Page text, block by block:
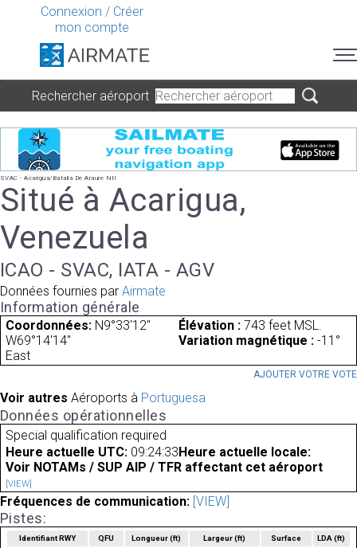
Connexion / Créer
mon compte
Rechercher aéroport
SVAC - Acarigua/Batalla De Araure Ntl
Situé à Acarigua,
Venezuela
ICAO - SVAC, IATA - AGV
Données fournies par Airmate
Information générale
Coordonnées: N9°33'12"
W69°14'14"
Élévation : 743 feet MSL.
Variation magnétique : -11°
East
AJOUTER VOTRE VOTE
Voir autres Aéroports à Portuguesa
Données opérationnelles
Special qualification required
Heure actuelle UTC: 09:24:33 Heure actuelle locale:
Voir NOTAMs / SUP AIP / TFR affectant cet aéroport
[VIEW]
Fréquences de communication: [VIEW]
Pistes:
Identifiant RWY QFU Longueur(ft) Largeur(ft) Surface LDA(ft)